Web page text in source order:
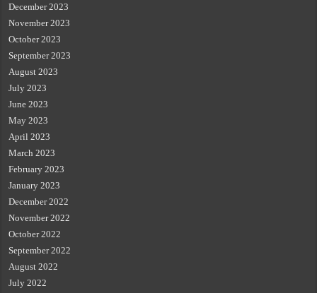
December 2023
November 2023
October 2023
September 2023
August 2023
July 2023
June 2023
May 2023
April 2023
March 2023
February 2023
January 2023
December 2022
November 2022
October 2022
September 2022
August 2022
July 2022